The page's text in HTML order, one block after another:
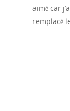
aimé car
remplacé